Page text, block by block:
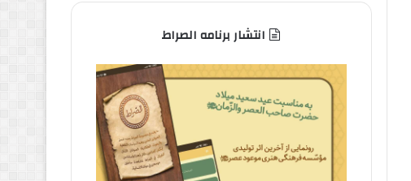
انتشار برنامه الصراط